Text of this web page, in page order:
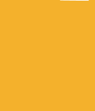
Retour sur le